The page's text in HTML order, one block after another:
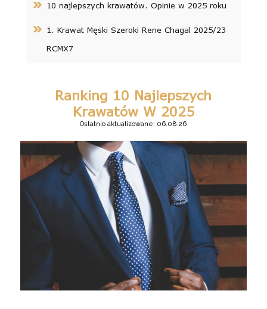
10 najlepszych krawatów. Opinie w 2025 roku
1. Krawat Męski Szeroki Rene Chagal 2025/23
RCMX7
Ranking 10 Najlepszych
Krawatów W 2025
Ostatnio aktualizowane: 06.08.26